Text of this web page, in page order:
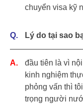
chuyển visa kỹ
Lý do tại sao
đầu tiên là vì
kinh nghiệm
phỏng vấn thì
trọng người